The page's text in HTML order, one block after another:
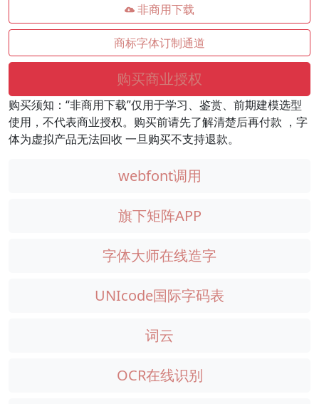
非商用下载
商标字体订制通道
购买商业授权
购买须知：“非商用下载”仅用于学习、鉴赏、前期建模选型
使用，不代表商业授权。购买前请先了解清楚后再付款 ，字
体为虚拟产品无法回收 一旦购买不支持退款。
webfont调用
旗下矩阵APP
字体大师在线造字
UNIcode国际字码表
词云
OCR在线识别